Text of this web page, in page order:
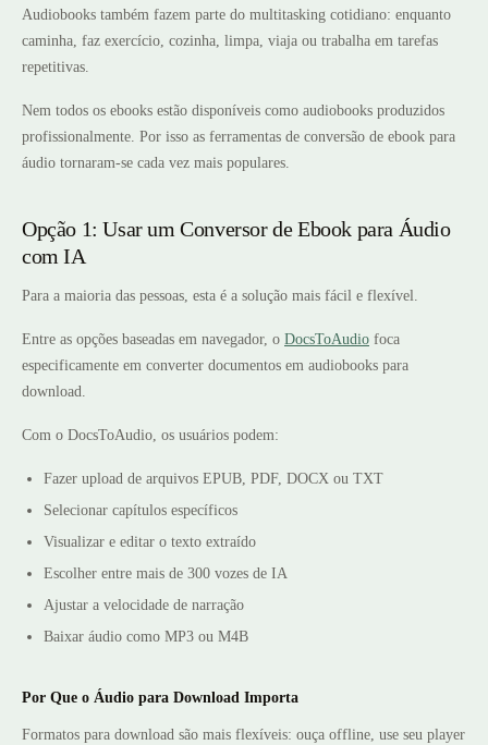
Audiobooks também fazem parte do multitasking cotidiano: enquanto
caminha, faz exercício, cozinha, limpa, viaja ou trabalha em tarefas
repetitivas.
Nem todos os ebooks estão disponíveis como audiobooks produzidos
profissionalmente. Por isso as ferramentas de conversão de ebook para
áudio tornaram-se cada vez mais populares.
Opção 1: Usar um Conversor de Ebook para Áudio
com IA
Para a maioria das pessoas, esta é a solução mais fácil e flexível.
Entre as opções baseadas em navegador, o DocsToAudio foca
especificamente em converter documentos em audiobooks para
download.
Com o DocsToAudio, os usuários podem:
Fazer upload de arquivos EPUB, PDF, DOCX ou TXT
Selecionar capítulos específicos
Visualizar e editar o texto extraído
Escolher entre mais de 300 vozes de IA
Ajustar a velocidade de narração
Baixar áudio como MP3 ou M4B
Por Que o Áudio para Download Importa
Formatos para download são mais flexíveis: ouça offline, use seu player